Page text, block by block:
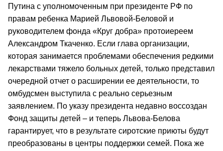
Путина с уполномоченным при президенте РФ по
правам ребенка Марией Львовой-Беловой и
руководителем фонда «Круг добра» протоиереем
Александром Ткаченко. Если глава организации,
которая занимается проблемами обеспечения редкими
лекарствами тяжело больных детей, только представил
очередной отчет о расширении ее деятельности, то
омбудсмен выступила с реально серьезным
заявлением. По указу президента недавно воссоздан
Фонд защиты детей – и теперь Львова-Белова
гарантирует, что в результате сиротские приюты будут
преобразованы в центры поддержки семей. Пока же